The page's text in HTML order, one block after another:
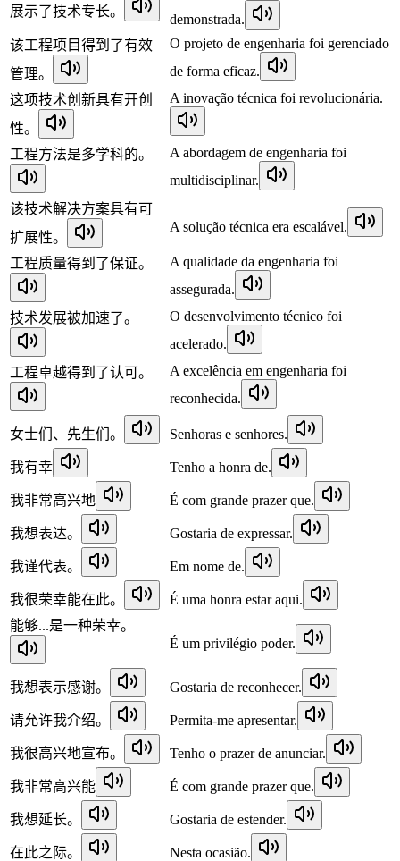
展示了技术专长。
demonstrada.
该工程项目得到了有效
管理。
O projeto de engenharia foi gerenciado
de forma eficaz.
这项技术创新具有开创
性。
A inovação técnica foi revolucionária.
工程方法是多学科的。
A abordagem de engenharia foi
multidisciplinar.
该技术解决方案具有可
扩展性。
A solução técnica era escalável.
工程质量得到了保证。
A qualidade da engenharia foi
assegurada.
技术发展被加速了。
O desenvolvimento técnico foi
acelerado.
工程卓越得到了认可。
A excelência em engenharia foi
reconhecida.
女士们、先生们。 Senhoras e senhores.
我有幸 Tenho a honra de.
我非常高兴地 É com grande prazer que.
我想表达。 Gostaria de expressar.
我谨代表。 Em nome de.
我很荣幸能在此。
É uma honra estar aqui.
能够...是一种荣幸。
É um privilégio poder.
我想表示感谢。 Gostaria de reconhecer.
请允许我介绍。 Permita-me apresentar.
我很高兴地宣布。 Tenho o prazer de anunciar.
我非常高兴能 É com grande prazer que.
我想延长。 Gostaria de estender.
在此之际。 Nesta ocasião.